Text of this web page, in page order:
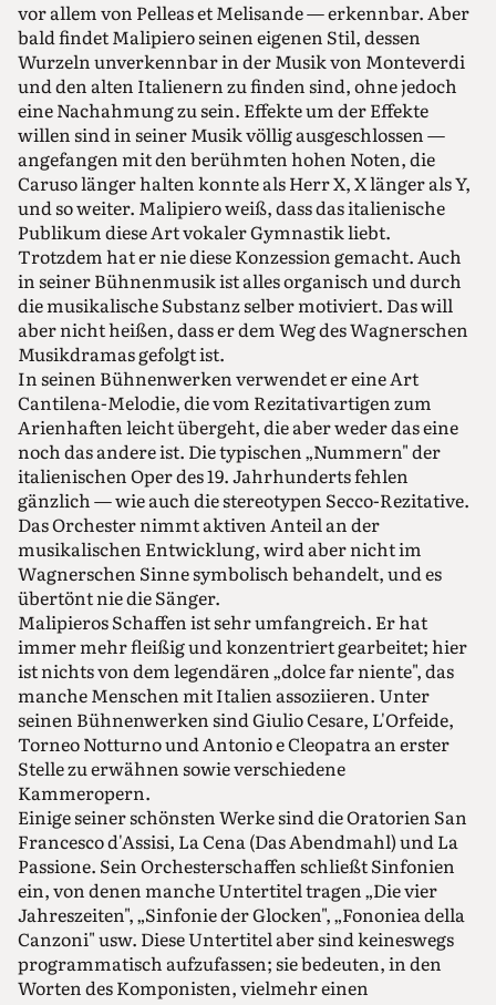
vor allem von Pelleas et Melisande — erkennbar. Aber
bald findet Malipiero seinen eigenen Stil, dessen
Wurzeln unverkennbar in der Musik von Monteverdi
und den alten Italienern zu finden sind, ohne jedoch
eine Nachahmung zu sein. Effekte um der Effekte
willen sind in seiner Musik völlig ausgeschlossen —
angefangen mit den berühmten hohen Noten, die
Caruso länger halten konnte als Herr X, X länger als Y,
und so weiter. Malipiero weiß, dass das italienische
Publikum diese Art vokaler Gymnastik liebt.
Trotzdem hat er nie diese Konzession gemacht. Auch
in seiner Bühnenmusik ist alles organisch und durch
die musikalische Substanz selber motiviert. Das will
aber nicht heißen, dass er dem Weg des Wagnerschen
Musikdramas gefolgt ist.
In seinen Bühnenwerken verwendet er eine Art
Cantilena-Melodie, die vom Rezitativartigen zum
Arienhaften leicht übergeht, die aber weder das eine
noch das andere ist. Die typischen „Nummern" der
italienischen Oper des 19. Jahrhunderts fehlen
gänzlich — wie auch die stereotypen Secco-Rezitative.
Das Orchester nimmt aktiven Anteil an der
musikalischen Entwicklung, wird aber nicht im
Wagnerschen Sinne symbolisch behandelt, und es
übertönt nie die Sänger.
Malipieros Schaffen ist sehr umfangreich. Er hat
immer mehr fleißig und konzentriert gearbeitet; hier
ist nichts von dem legendären „dolce far niente", das
manche Menschen mit Italien assoziieren. Unter
seinen Bühnenwerken sind Giulio Cesare, L'Orfeide,
Torneo Notturno und Antonio e Cleopatra an erster
Stelle zu erwähnen sowie verschiedene
Kammeropern.
Einige seiner schönsten Werke sind die Oratorien San
Francesco d'Assisi, La Cena (Das Abendmahl) und La
Passione. Sein Orchesterschaffen schließt Sinfonien
ein, von denen manche Untertitel tragen „Die vier
Jahreszeiten", „Sinfonie der Glocken", „Fononiea della
Canzoni" usw. Diese Untertitel aber sind keineswegs
programmatisch aufzufassen; sie bedeuten, in den
Worten des Komponisten, vielmehr einen